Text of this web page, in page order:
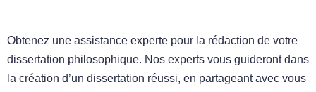
Obtenez une assistance experte pour la rédaction de votre
dissertation philosophique. Nos experts vous guideront dans
la création d’un dissertation réussi, en partageant avec vous